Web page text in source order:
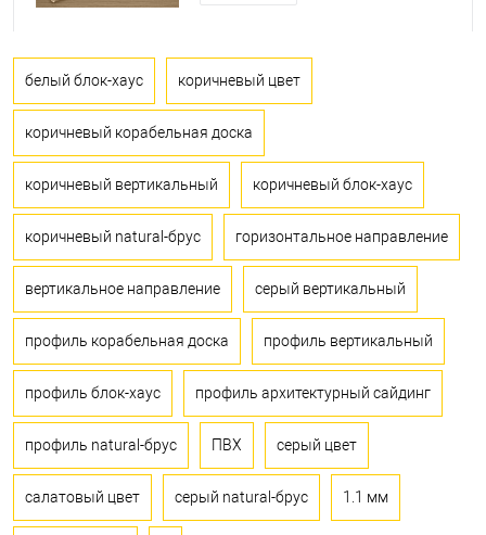
белый блок-хаус коричневый цвет
коричневый корабельная доска
коричневый вертикальный коричневый блок-хаус
коричневый natural-брус горизонтальное направление
вертикальное направление серый вертикальный
профиль корабельная доска профиль вертикальный
профиль блок-хаус профиль архитектурный сайдинг
профиль natural-брус ПВХ серый цвет
салатовый цвет серый natural-брус 1.1 мм